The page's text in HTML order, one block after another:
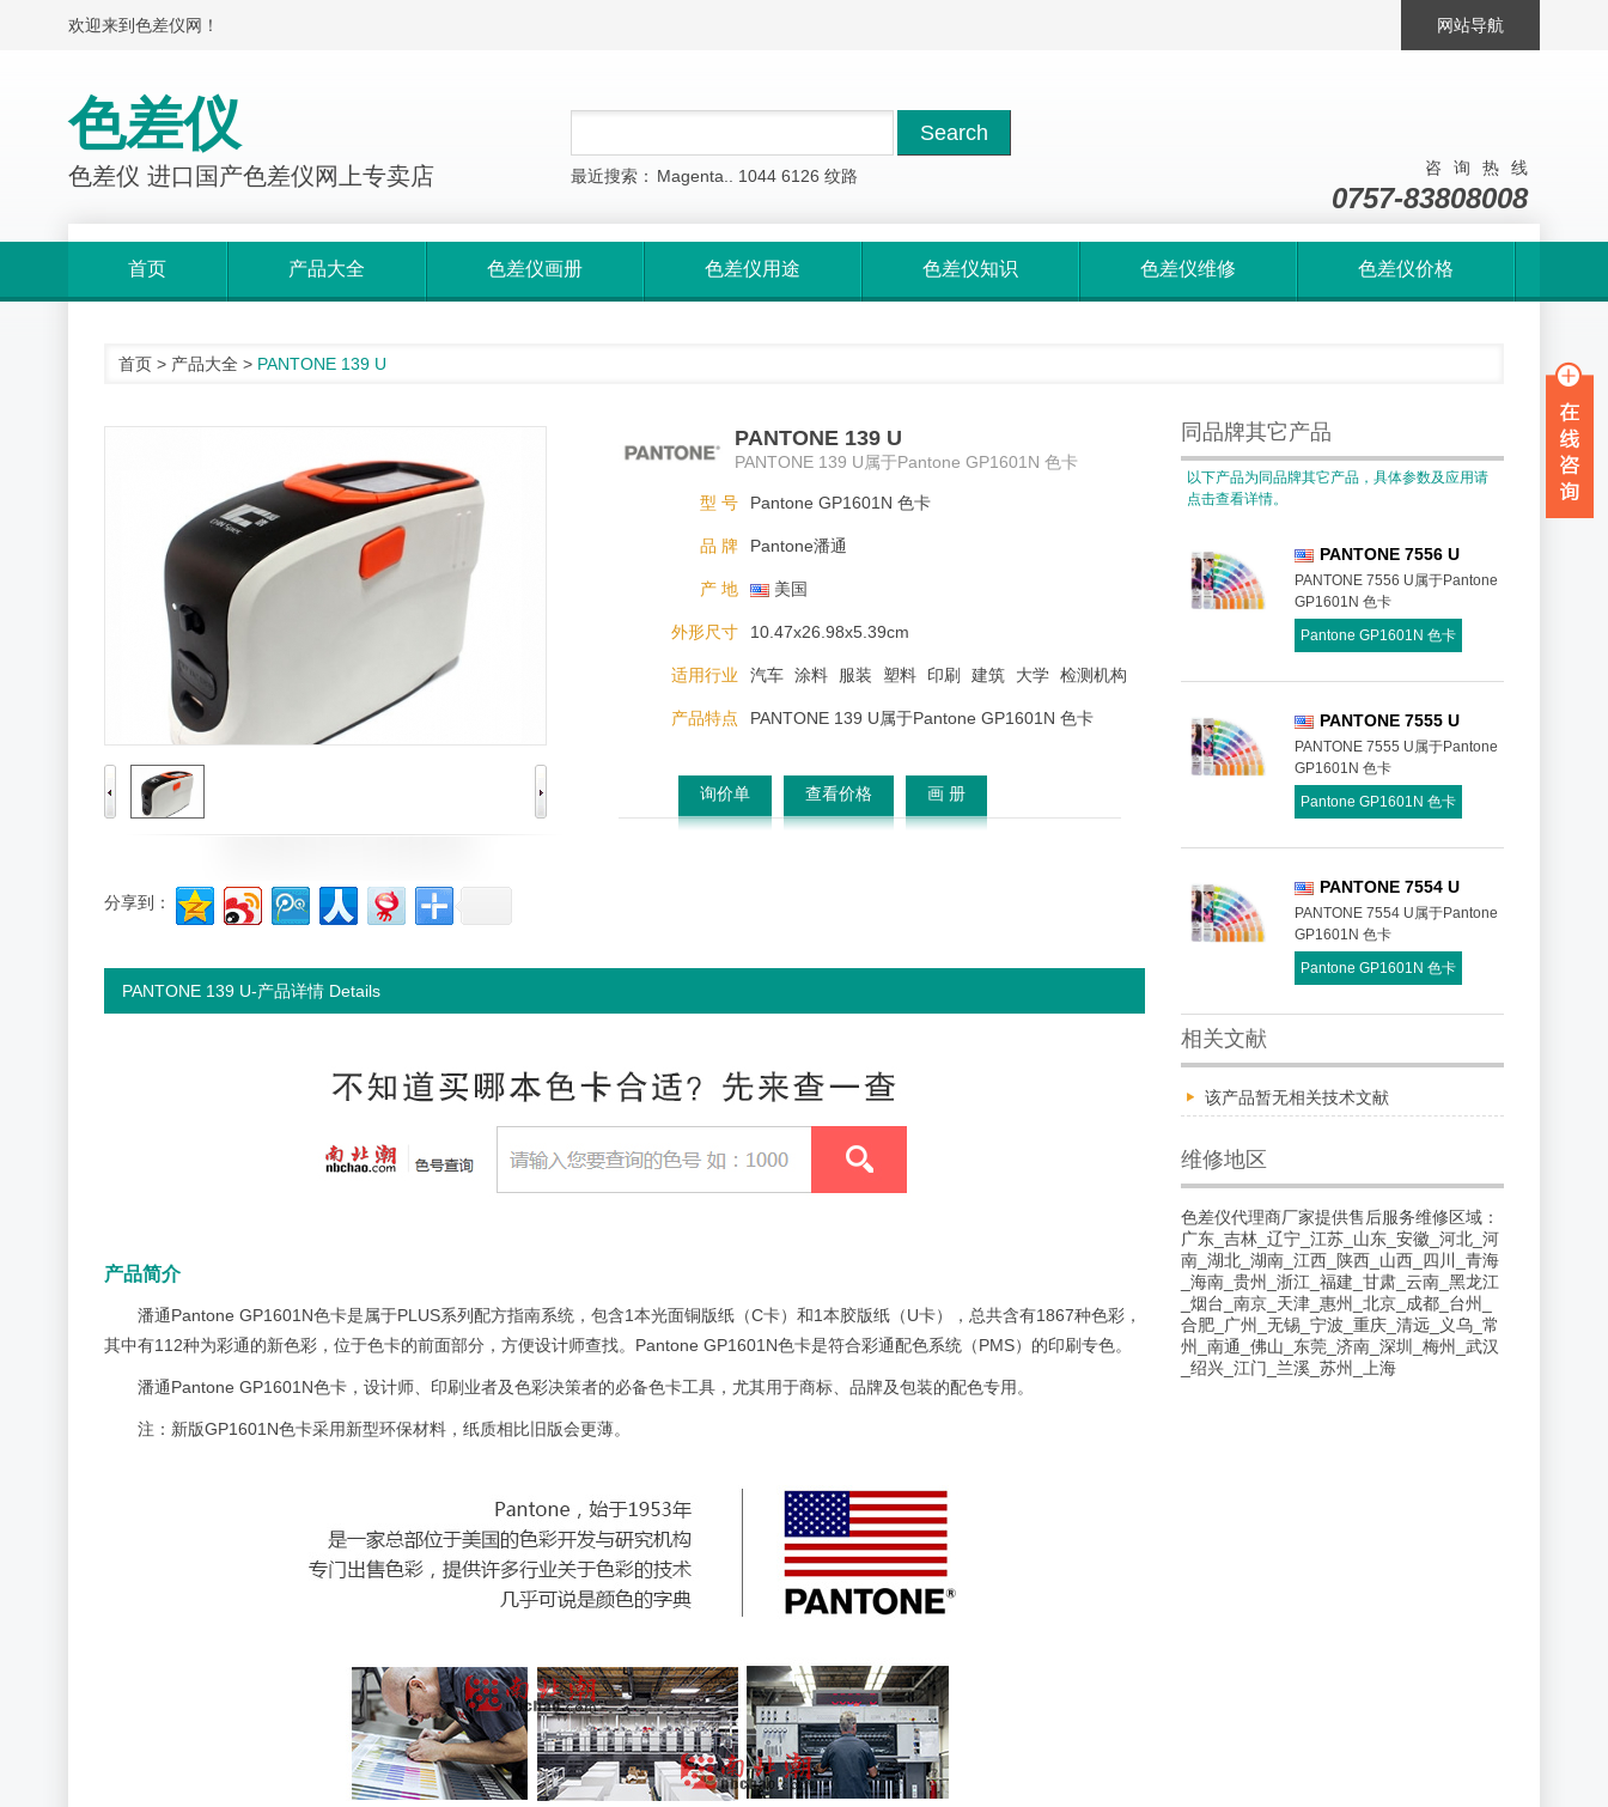
网站导航
欢迎来到色差仪网！
色差仪
色差仪 进口国产色差仪网上专卖店 最近搜索： Magenta.. 1044 6126 纹路 咨询热线
0757-83808008
首页 产品大全 色差仪画册 色差仪用途 色差仪知识 色差仪维修 色差仪价格
首页 > 产品大全 > PANTONE 139 U
分享到：
PANTONE 139 U
PANTONE 139 U属于Pantone GP1601N 色卡
型 号 Pantone GP1601N 色卡
品 牌 Pantone潘通
产 地 美国
外形尺寸 10.47x26.98x5.39cm
适用行业 汽车 涂料 服装 塑料 印刷 建筑 大学 检测机构
产品特点 PANTONE 139 U属于Pantone GP1601N 色卡
询价单 查看价格 画 册
PANTONE 139 U-产品详情 Details
产品简介
潘通Pantone GP1601N色卡是属于PLUS系列配方指南系统，包含1本光面铜版纸（C卡）和1本胶版纸（U卡），总共含有1867种色彩，
其中有112种为彩通的新色彩，位于色卡的前面部分，方便设计师查找。Pantone GP1601N色卡是符合彩通配色系统（PMS）的印刷专色。
潘通Pantone GP1601N色卡，设计师、印刷业者及色彩决策者的必备色卡工具，尤其用于商标、品牌及包装的配色专用。
注：新版GP1601N色卡采用新型环保材料，纸质相比旧版会更薄。
同品牌其它产品
以下产品为同品牌其它产品，具体参数及应用请
点击查看详情。
PANTONE 7556 U
PANTONE 7556 U属于Pantone
GP1601N 色卡
Pantone GP1601N 色卡
PANTONE 7555 U
PANTONE 7555 U属于Pantone
GP1601N 色卡
Pantone GP1601N 色卡
PANTONE 7554 U
PANTONE 7554 U属于Pantone
GP1601N 色卡
Pantone GP1601N 色卡
相关文献
该产品暂无相关技术文献
维修地区
色差仪代理商厂家提供售后服务维修区域：
广东_吉林_辽宁_江苏_山东_安徽_河北_河
南_湖北_湖南_江西_陕西_山西_四川_青海
_海南_贵州_浙江_福建_甘肃_云南_黑龙江
_烟台_南京_天津_惠州_北京_成都_台州_
合肥_广州_无锡_宁波_重庆_清远_义乌_常
州_南通_佛山_东莞_济南_深圳_梅州_武汉
_绍兴_江门_兰溪_苏州_上海